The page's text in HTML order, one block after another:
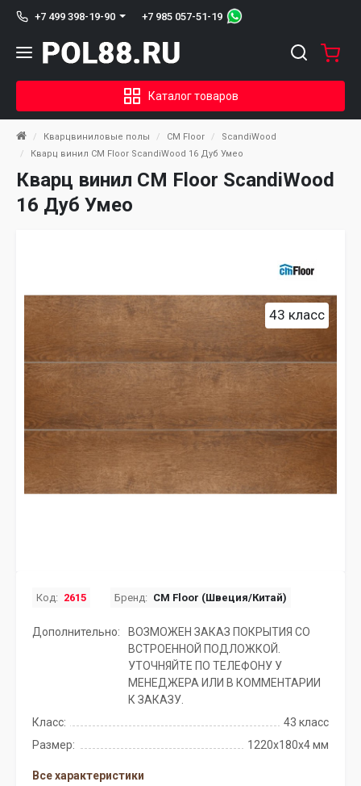
+7 499 398-19-90 +7 985 057-51-19
Каталог товаров
Кварцвиниловые полы CM Floor
ScandiWood
Кварц винил CM Floor ScandiWood 16 Дуб Умео
Кварц винил CM Floor ScandiWood
16 Дуб Умео
43 класс
Код: 2615 Бренд: CM Floor (Швеция/Китай)
Дополнительно:
ВОЗМОЖЕН ЗАКАЗ ПОКРЫТИЯ СО
ВСТРОЕННОЙ ПОДЛОЖКОЙ.
УТОЧНЯЙТЕ ПО ТЕЛЕФОНУ У
МЕНЕДЖЕРА ИЛИ В КОММЕНТАРИИ
К ЗАКАЗУ.
Класс:
43 класс
Размер:
1220х180х4 мм
Все характеристики